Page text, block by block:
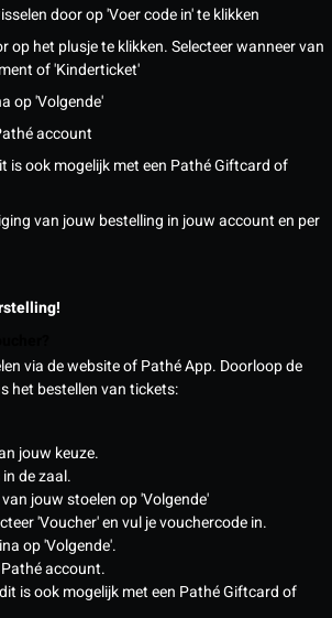
door op 'Voer code in' te klikken
op het plusje te klikken. Selecteer wanneer van
of 'Kinderticket'
op 'Volgende'
account
is ook mogelijk met een Pathé Giftcard of
van jouw bestelling in jouw account en per
via de website of Pathé App. Doorloop de
het bestellen van tickets:
jouw keuze.
de zaal.
jouw stoelen op 'Volgende'
'Voucher' en vul je vouchercode in.
op 'Volgende'.
account.
is ook mogelijk met een Pathé Giftcard of